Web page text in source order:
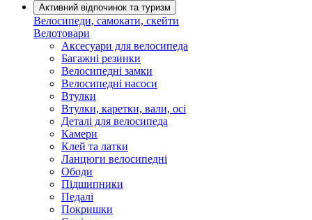
Активний відпочинок та туризм
Велосипеди, самокати, скейти
Велотовари
Аксесуари для велосипеда
Багажні резинки
Велосипедні замки
Велосипедні насоси
Втулки
Втулки, каретки, вали, осі
Деталі для велосипеда
Камери
Клей та латки
Ланцюги велосипедні
Ободи
Підшипники
Педалі
Покришки